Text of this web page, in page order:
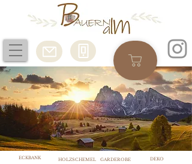
ECKBANK HOLZSCHEMEL GARDEROBE DEKO